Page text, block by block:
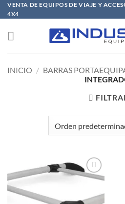
Saltar
al
contenido
VENTA DE EQUIPOS DE VIAJE Y
4X4
INICIO / BARRAS
Añadir
deseos